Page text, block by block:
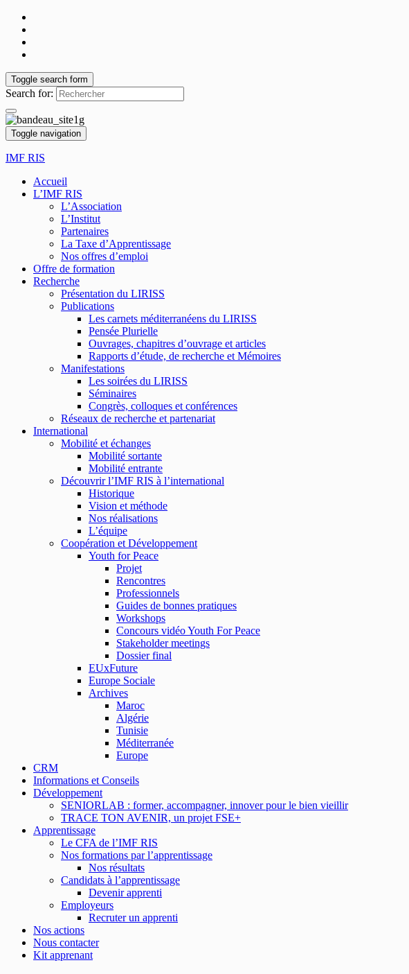
Toggle search form
Search for:
Toggle navigation
IMF RIS
Accueil
L’IMF RIS
L’Association
L’Institut
Partenaires
La Taxe d’Apprentissage
Nos offres d’emploi
Offre de formation
Recherche
Présentation du LIRISS
Publications
Les carnets méditerranéens du LIRISS
Pensée Plurielle
Ouvrages, chapitres d’ouvrage et articles
Rapports d’étude, de recherche et Mémoires
Manifestations
Les soirées du LIRISS
Séminaires
Congrès, colloques et conférences
Réseaux de recherche et partenariat
International
Mobilité et échanges
Mobilité sortante
Mobilité entrante
Découvrir l’IMF RIS à l’international
Historique
Vision et méthode
Nos réalisations
L’équipe
Coopération et Développement
Youth for Peace
Projet
Rencontres
Professionnels
Guides de bonnes pratiques
Workshops
Concours vidéo Youth For Peace
Stakeholder meetings
Dossier final
EUxFuture
Europe Sociale
Archives
Maroc
Algérie
Tunisie
Méditerranée
Europe
CRM
Informations et Conseils
Développement
SENIORLAB : former, accompagner, innover pour le bien vieillir
TRACE TON AVENIR, un projet FSE+
Apprentissage
Le CFA de l’IMF RIS
Nos formations par l’apprentissage
Nos résultats
Candidats à l’apprentissage
Devenir apprenti
Employeurs
Recruter un apprenti
Nos actions
Nous contacter
Kit apprenant